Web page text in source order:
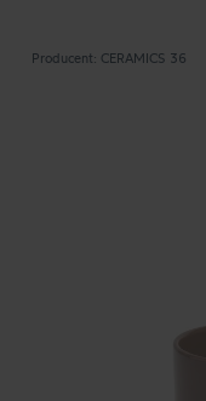
Producent: CERAMICS 36